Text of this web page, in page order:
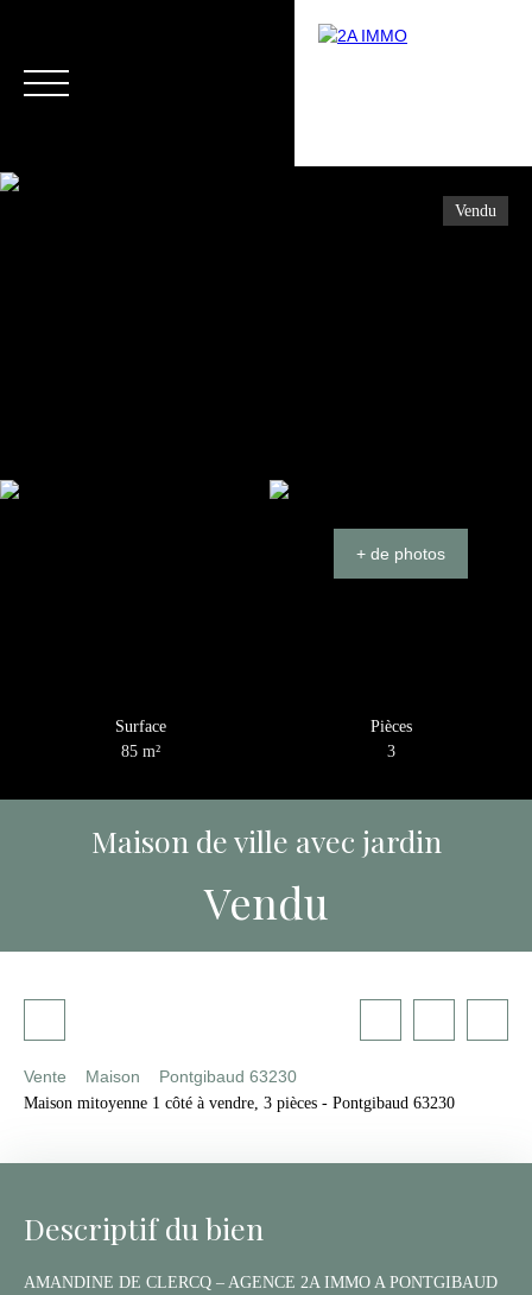
Vendu
+ de photos
Surface
85 m²
Pièces
3
Maison de ville avec jardin
Vendu
Vente Maison
Pontgibaud 63230
Maison mitoyenne 1 côté à vendre, 3 pièces - Pontgibaud 63230
Descriptif du bien
AMANDINE DE CLERCQ – AGENCE 2A IMMO A PONTGIBAUD